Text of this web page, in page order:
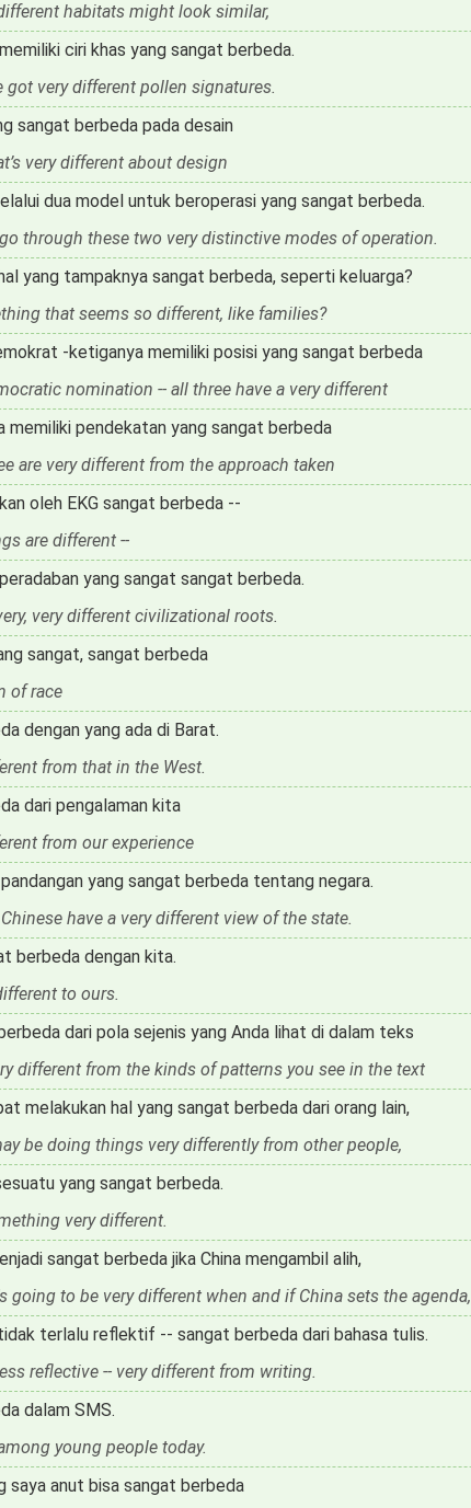
habitats might look similar,
ciri khas yang sangat berbeda.
got very different pollen signatures.
sangat berbeda pada desain
very different about design
dua model untuk beroperasi yang sangat berbeda.
through these two very distinctive modes of operation.
yang tampaknya sangat berbeda, seperti keluarga?
that seems so different, like families?
-ketiganya memiliki posisi yang sangat berbeda
nomination -- all three have a very different
memiliki pendekatan yang sangat berbeda
are very different from the approach taken
oleh EKG sangat berbeda --
are different --
yang sangat sangat berbeda.
very different civilizational roots.
sangat, sangat berbeda
of race
dengan yang ada di Barat.
from that in the West.
dari pengalaman kita
from our experience
yang sangat berbeda tentang negara.
have a very different view of the state.
berbeda dengan kita.
to ours.
dari pola sejenis yang Anda lihat di dalam teks
different from the kinds of patterns you see in the text
melakukan hal yang sangat berbeda dari orang lain,
be doing things very differently from other people,
yang sangat berbeda.
very different.
sangat berbeda jika China mengambil alih,
going to be very different when and if China sets the agenda,
terlalu reflektif -- sangat berbeda dari bahasa tulis.
reflective -- very different from writing.
dalam SMS.
young people today.
saya anut bisa sangat berbeda